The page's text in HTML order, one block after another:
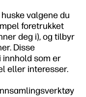
valgene du
foretrukket
deg i), og tilbyr
Disse
innhold som er
eller interesser.